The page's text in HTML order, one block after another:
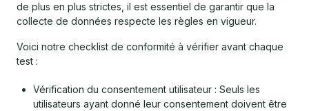
de plus en plus strictes, il est essentiel de garantir que la
collecte de données respecte les règles en vigueur.
Voici notre checklist de conformité à vérifier avant chaque
test :
Vérification du consentement utilisateur : Seuls les
utilisateurs ayant donné leur consentement doivent être